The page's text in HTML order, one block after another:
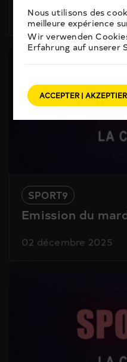
09 décembre 2025
SPORT9
Emission du
02 décembre 2025
Nous utilisons des
meilleure expérience
Wir verwenden
Erfahrung auf unserer
ACCEPTER |